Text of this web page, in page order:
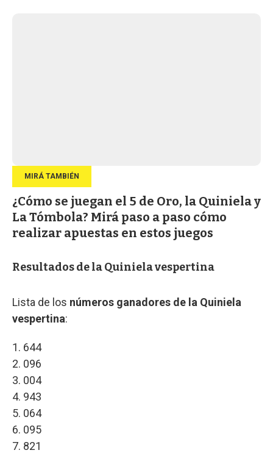
¿Cómo se juegan el 5 de Oro, la Quiniela y
La Tómbola? Mirá paso a paso cómo
realizar apuestas en estos juegos
Resultados de la Quiniela vespertina
Lista de los números ganadores de la Quiniela
vespertina:
1. 644
2. 096
3. 004
4. 943
5. 064
6. 095
7. 821